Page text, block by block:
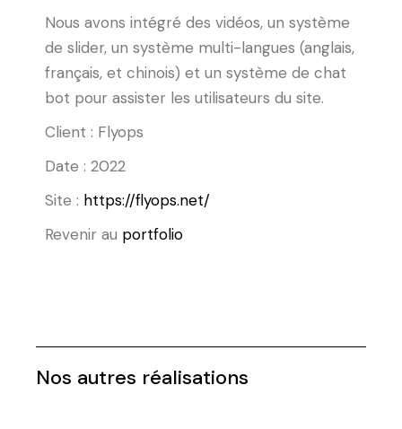
Nous avons intégré des vidéos, un système
de slider, un système multi-langues (anglais,
français, et chinois) et un système de chat
bot pour assister les utilisateurs du site.
Client : Flyops
Date : 2022
Site : https://flyops.net/
Revenir au portfolio
Nos autres réalisations